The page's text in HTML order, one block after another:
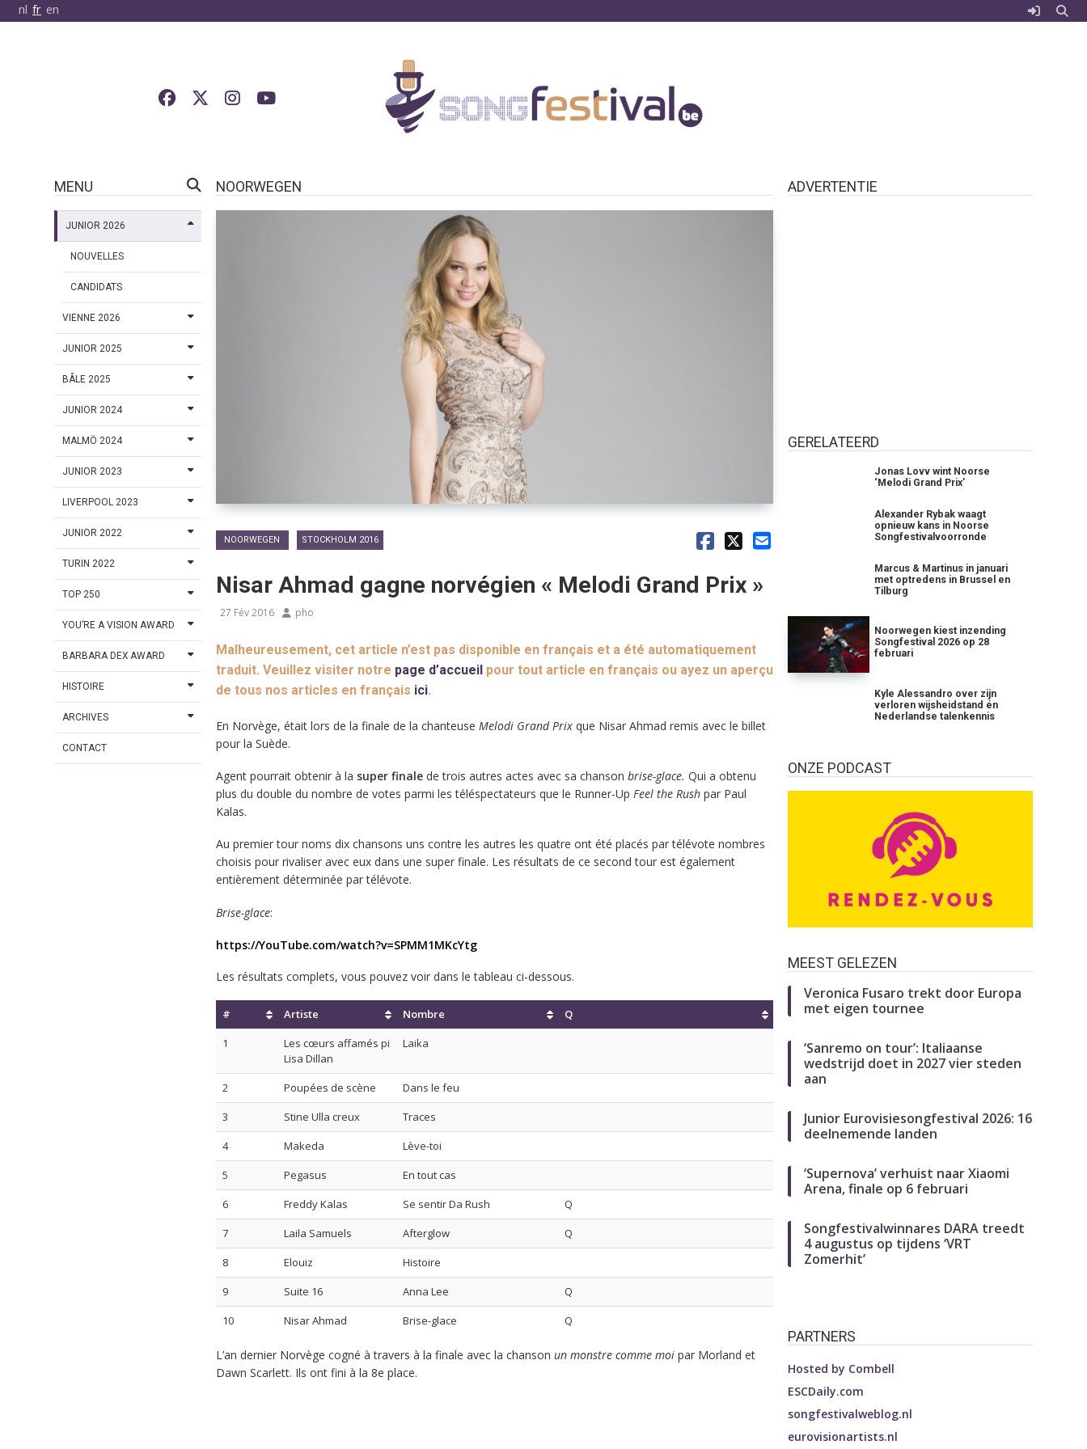
nl fr en
MENU
JUNIOR 2026
NOUVELLES
CANDIDATS
VIENNE 2026
JUNIOR 2025
BÂLE 2025
JUNIOR 2024
MALMÖ 2024
JUNIOR 2023
LIVERPOOL 2023
JUNIOR 2022
TURIN 2022
TOP 250
YOU’RE A VISION AWARD
BARBARA DEX AWARD
HISTOIRE
ARCHIVES
CONTACT
NOORWEGEN
NOORWEGEN STOCKHOLM 2016
Nisar Ahmad gagne norvégien « Melodi Grand Prix »
27 Fév 2016 pho
Malheureusement, cet article n’est pas disponible en français et a été automatiquement
traduit. Veuillez visiter notre page d’accueilpour tout article en français ou ayez un aperçu
de tous nos articles en français ici.
En Norvège, était lors de la finale de la chanteuse Melodi Grand Prixque Nisar Ahmad remis avec le billet
pour la Suède.
Agent pourrait obtenir à la super finalede trois autres actes avec sa chanson brise-glace. Qui a obtenu
plus du double du nombre de votes parmi les téléspectateurs que le Runner-Up Feel the Rushpar Paul
Kalas.
Au premier tour noms dix chansons uns contre les autres les quatre ont été placés par télévote nombres
choisis pour rivaliser avec eux dans une super finale. Les résultats de ce second tour est également
entièrement déterminée par télévote.
Brise-glace:
https://YouTube.com/watch?v=SPMM1MKcYtg
Les résultats complets, vous pouvez voir dans le tableau ci-dessous.
# Artiste Nombre
Q
1
Les cœurs affamés pi
Lisa Dillan
Laika
2 Poupées de scène
Dans le feu
3
Stine Ulla creux
Traces
4
Makeda
Lève-toi
5
Pegasus
En tout cas
6
Freddy Kalas Se sentir Da Rush
Q
7
Laila Samuels Afterglow
Q
8
Elouiz
Histoire
9
Suite 16 Anna Lee
Q
10
Nisar Ahmad Brise-glace Q
L’an dernier Norvège cogné à travers à la finale avec la chanson un monstre comme moipar Morland et
Dawn Scarlett. Ils ont fini à la 8e place.
ADVERTENTIE
GERELATEERD
Jonas Lovv wint Noorse
‘Melodi Grand Prix’
Alexander Rybak waagt
opnieuw kans in Noorse
Songfestivalvoorronde
Marcus & Martinus in januari
met optredens in Brussel en
Tilburg
Noorwegen kiest inzending
Songfestival 2026 op 28
februari
Kyle Alessandro over zijn
verloren wijsheidstand én
Nederlandse talenkennis
ONZE PODCAST
MEEST GELEZEN
Veronica Fusaro trekt door Europa
met eigen tournee
‘Sanremo on tour’: Italiaanse
wedstrijd doet in 2027 vier steden
aan
Junior Eurovisiesongfestival 2026: 16
deelnemende landen
‘Supernova’ verhuist naar Xiaomi
Arena, finale op 6 februari
Songfestivalwinnares DARA treedt
4 augustus op tijdens ‘VRT
Zomerhit’
PARTNERS
Hosted by Combell
ESCDaily.com
songfestivalweblog.nl
eurovisionartists.nl